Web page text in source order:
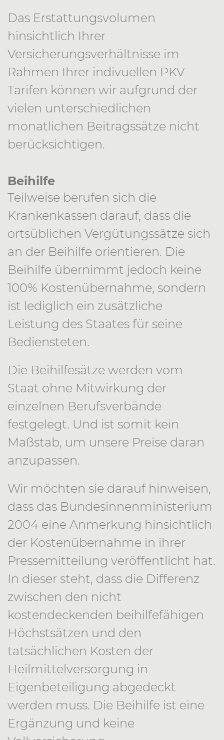
Das Erstattungsvolumen
hinsichtlich Ihrer
Versicherungsverhältnisse im
Rahmen Ihrer indivuellen PKV
Tarifen können wir aufgrund der
vielen unterschiedlichen
monatlichen Beitragssätze nicht
berücksichtigen.
Beihilfe
Teilweise berufen sich die
Krankenkassen darauf, dass die
ortsüblichen Vergütungssätze sich
an der Beihilfe orientieren. Die
Beihilfe übernimmt jedoch keine
100% Kostenübernahme, sondern
ist lediglich ein zusätzliche
Leistung des Staates für seine
Bediensteten.
Die Beihilfesätze werden vom
Staat ohne Mitwirkung der
einzelnen Berufsverbände
festgelegt. Und ist somit kein
Maßstab, um unsere Preise daran
anzupassen.
Wir möchten sie darauf hinweisen,
dass das Bundesinnenministerium
2004 eine Anmerkung hinsichtlich
der Kostenübernahme in ihrer
Pressemitteilung veröffentlicht hat.
In dieser steht, dass die Differenz
zwischen den nicht
kostendeckenden beihilfefähigen
Höchstsätzen und den
tatsächlichen Kosten der
Heilmittelversorgung in
Eigenbeteiligung abgedeckt
werden muss. Die Beihilfe ist eine
Ergänzung und keine